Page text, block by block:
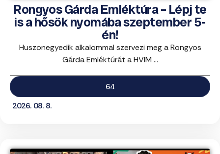
Rongyos Gárda Emléktúra – Lépj te
is a hősök nyomába szeptember 5-
én!
Huszonegyedik alkalommal szervezi meg a Rongyos
Gárda Emléktúrát a HVIM ...
64
2026. 08. 8.